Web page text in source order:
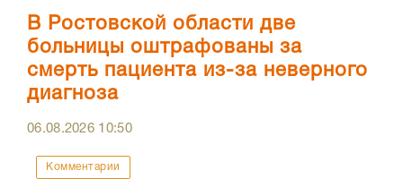
В Ростовской области две
больницы оштрафованы за
смерть пациента из-за неверного
диагноза
06.08.2026 10:50
Комментарии